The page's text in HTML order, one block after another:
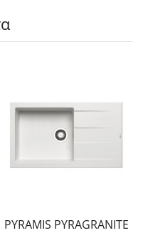
PYRAMIS PYRAGRANITE